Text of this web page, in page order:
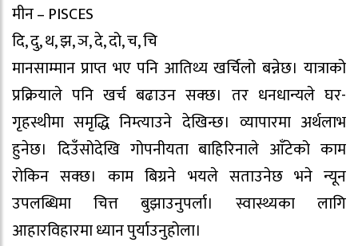
मीन – PISCES
दि, दु, थ, झ, ञ, दे, दो, च, चि
मानसाम्मान प्राप्त भए पनि आतिथ्य खर्चिलो बन्नेछ। यात्राको
प्रक्रियाले पनि खर्च बढाउन सक्छ। तर धनधान्यले घर-
गृहस्थीमा समृद्धि निम्त्याउने देखिन्छ। व्यापारमा अर्थलाभ
हुनेछ। दिउँसोदेखि गोपनीयता बाहिरिनाले आँटेको काम
रोकिन सक्छ। काम बिग्रने भयले सताउनेछ भने न्यून
उपलब्धिमा चित्त बुझाउनुपर्ला। स्वास्थ्यका लागि
आहारविहारमा ध्यान पुर्याउनुहोला।